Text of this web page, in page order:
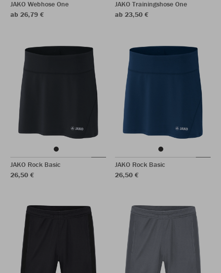
JAKO Webhose One
ab 26,79 €
JAKO Trainingshose One
ab 23,50 €
JAKO Rock Basic
26,50 €
JAKO Rock Basic
26,50 €